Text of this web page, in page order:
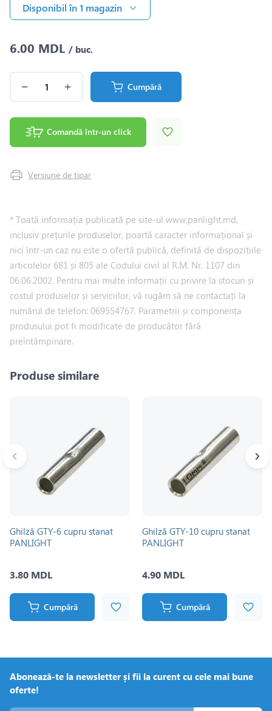
Disponibil în 1 magazin
6.00 MDL / buc.
Cumpără
Comandă într-un click
Versiune de tipar
* Toată informația publicată pe site-ul www.panlight.md,
inclusiv prețurile produselor, poartă caracter informațional și
nici într-un caz nu este o ofertă publică, definită de dispozițiile
articolelor 681 și 805 ale Codului civil al R.M. Nr. 1107 din
06.06.2002. Pentru mai multe informații cu privire la stocuri și
costul produselor și serviciilor, vă rugăm să ne contactați la
numărul de telefon: 069554767. Parametrii și componența
produsului pot fi modificate de producător fără
preîntâmpinare.
Produse similare
Ghilză GTY-6 cupru stanat
PANLIGHT
3.80 MDL
Cumpără
Ghilză GTY-10 cupru stanat
PANLIGHT
4.90 MDL
Cumpără
Abonează-te la newsletter și fii la curent cu cele mai bune
oferte!